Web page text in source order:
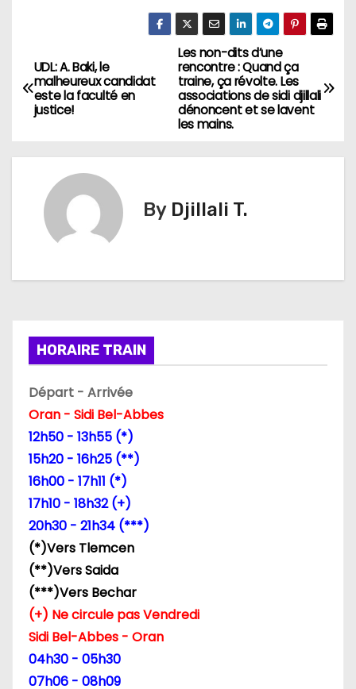
N
a
i
n
d
e
a
r
t
c
Les non-dits d’une
rencontre : Quand ça
traine, ça révolte. Les
associations de sidi djillali
dénoncent et se lavent
les mains.
UDL: A. Baki, le
malheureux candidat
este la faculté en
justice!
By Djillali T.
HORAIRE TRAIN
Départ - Arrivée
Oran - Sidi Bel-Abbes
12h50 - 13h55 (*)
15h20 - 16h25 (**)
16h00 - 17h11 (*)
17h10 - 18h32 (+)
20h30 - 21h34 (***)
(*)Vers Tlemcen
(**)Vers Saida
(***)Vers Bechar
(+) Ne circule pas Vendredi
Sidi Bel-Abbes - Oran
04h30 - 05h30
07h06 - 08h09